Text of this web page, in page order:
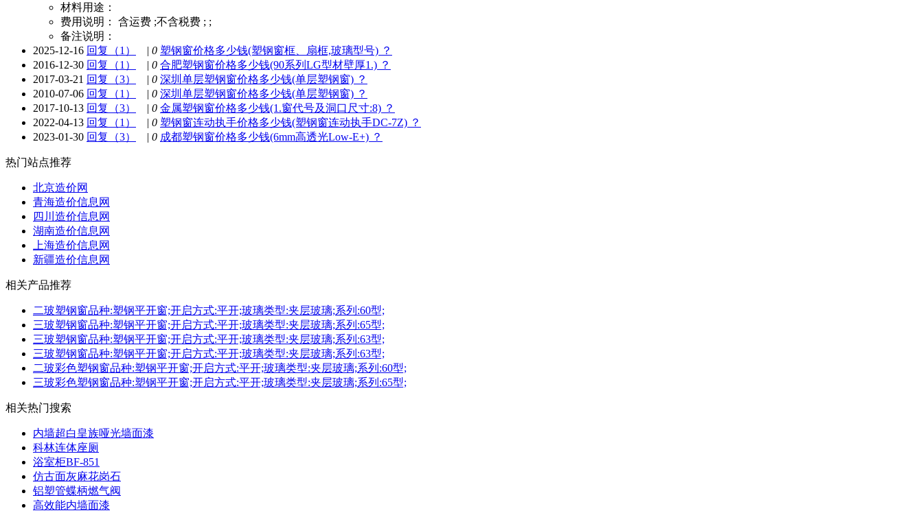
材料用途：
费用说明： 含运费 ;不含税费 ; ;
备注说明：
2025-12-16 回复（1） | 0 塑钢窗价格多少钱(塑钢窗框、扇框,玻璃型号) ？
2016-12-30 回复（1） | 0 合肥塑钢窗价格多少钱(90系列LG型材壁厚1.) ？
2017-03-21 回复（3） | 0 深圳单层塑钢窗价格多少钱(单层塑钢窗) ？
2010-07-06 回复（1） | 0 深圳单层塑钢窗价格多少钱(单层塑钢窗) ？
2017-10-13 回复（3） | 0 金属塑钢窗价格多少钱(1.窗代号及洞口尺寸:8) ？
2022-04-13 回复（1） | 0 塑钢窗连动执手价格多少钱(塑钢窗连动执手DC-7Z) ？
2023-01-30 回复（3） | 0 成都塑钢窗价格多少钱(6mm高透光Low-E+) ？
热门站点推荐
北京造价网
青海造价信息网
四川造价信息网
湖南造价信息网
上海造价信息网
新疆造价信息网
相关产品推荐
二玻塑钢窗品种:塑钢平开窗;开启方式:平开;玻璃类型:夹层玻璃;系列:60型;
三玻塑钢窗品种:塑钢平开窗;开启方式:平开;玻璃类型:夹层玻璃;系列:65型;
三玻塑钢窗品种:塑钢平开窗;开启方式:平开;玻璃类型:夹层玻璃;系列:63型;
三玻塑钢窗品种:塑钢平开窗;开启方式:平开;玻璃类型:夹层玻璃;系列:63型;
二玻彩色塑钢窗品种:塑钢平开窗;开启方式:平开;玻璃类型:夹层玻璃;系列:60型;
三玻彩色塑钢窗品种:塑钢平开窗;开启方式:平开;玻璃类型:夹层玻璃;系列:65型;
相关热门搜索
内墙超白皇族哑光墙面漆
科林连体座厕
浴室柜BF-851
仿古面灰麻花岗石
铝塑管蝶柄燃气阀
高效能内墙面漆